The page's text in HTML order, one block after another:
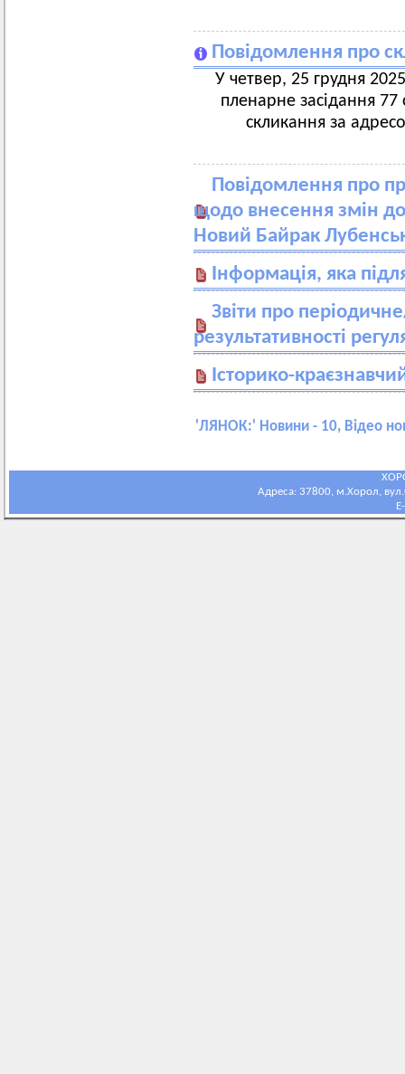
Повідомлення про
У четвер, 25 грудня
пленарне засідання 77
скликання за
Повідомлення про
щодо внесення змін
Новий Байрак
Інформація, яка
Звіти про
результативності
Історико-
'ЛЯНОК:' Новини - 10, Відео
Адреса: 37800, м.Хорол,